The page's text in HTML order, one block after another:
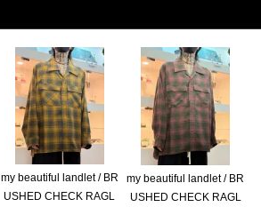
my beautiful landlet / BR
USHED CHECK RAGL
my beautiful landlet / BR
USHED CHECK RAGL